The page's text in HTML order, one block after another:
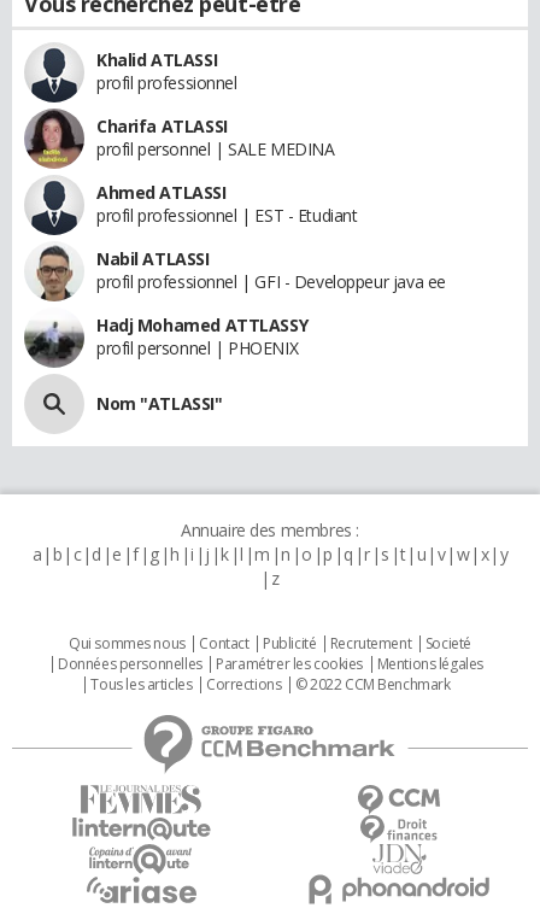
Khalid ATLASSI
profil professionnel
Charifa ATLASSI
profil personnel | SALE MEDINA
Ahmed ATLASSI
profil professionnel | EST - Etudiant
Nabil ATLASSI
profil professionnel | GFI - Developpeur java ee
Hadj Mohamed ATTLASSY
profil personnel | PHOENIX
Nom "ATLASSI"
Annuaire des membres :
a b c d e f g h i j k l m n o p q r s t u v w x y
z
Qui sommes nous Contact Publicité Recrutement
Societé
Données personnelles
Paramétrer les cookies
Mentions légales
Tous les articles
Corrections © 2022 CCM Benchmark